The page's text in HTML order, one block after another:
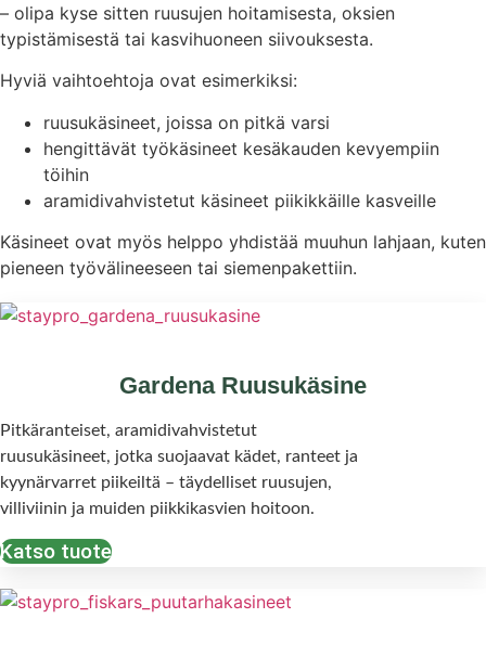
– olipa kyse sitten ruusujen hoitamisesta, oksien
typistämisestä tai kasvihuoneen siivouksesta.
Hyviä vaihtoehtoja ovat esimerkiksi:
ruusukäsineet, joissa on pitkä varsi
hengittävät työkäsineet kesäkauden kevyempiin
töihin
aramidivahvistetut käsineet piikikkäille kasveille
Käsineet ovat myös helppo yhdistää muuhun lahjaan, kuten
pieneen työvälineeseen tai siemenpakettiin.
Gardena Ruusukäsine
Pitkäranteiset, aramidivahvistetut
ruusukäsineet, jotka suojaavat kädet, ranteet ja
kyynärvarret piikeiltä – täydelliset ruusujen,
villiviinin ja muiden piikkikasvien hoitoon.
Katso tuote